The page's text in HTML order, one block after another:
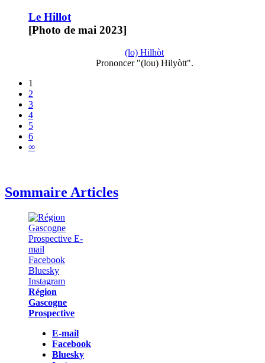
Le Hillot
[Photo de mai 2023]
(lo) Hilhòt
Prononcer "(lou) Hilyòtt".
1
2
3
4
5
6
∞
Sommaire Articles
Région
Gascogne
Prospective
E-mail
Facebook
Bluesky